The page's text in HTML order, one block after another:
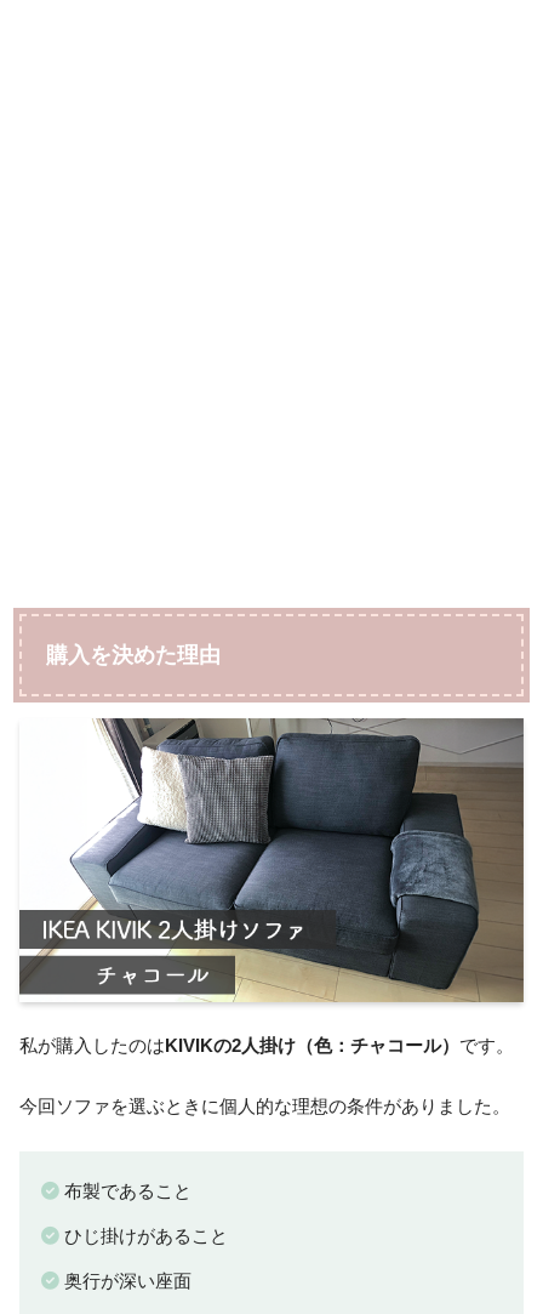
購入を決めた理由
私が購入したのは KIVIKの2人掛け（色：チャコール） です。
今回ソファを選ぶときに個人的な理想の条件がありました。
布製であること
ひじ掛けがあること
奥行が深い座面